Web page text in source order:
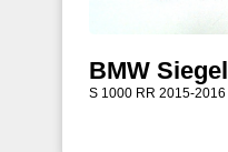
BMW Siegel
S 1000 RR 2015-2016